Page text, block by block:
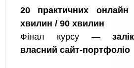
20 практичних онлайн
хвилин / 90 хвилин
Фінал курсу —
власний сайт-портфоліо